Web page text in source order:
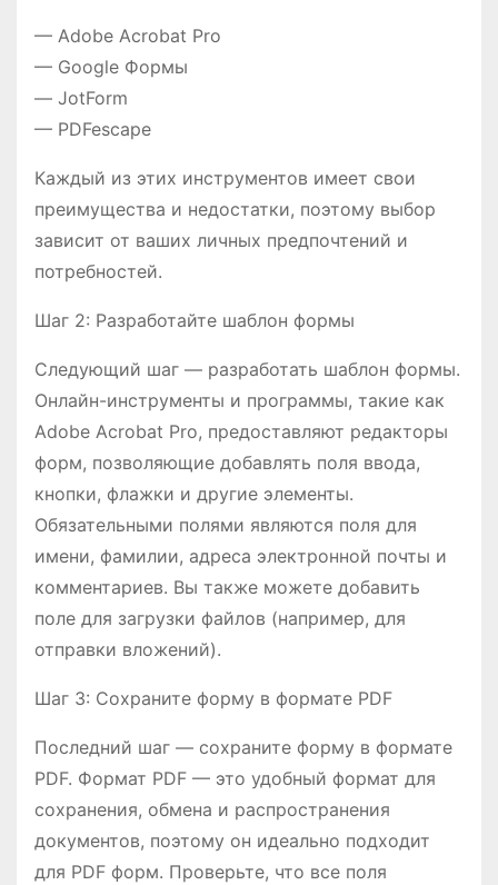
— Adobe Acrobat Pro
— Google Формы
— JotForm
— PDFescape
Каждый из этих инструментов имеет свои
преимущества и недостатки, поэтому выбор
зависит от ваших личных предпочтений и
потребностей.
Шаг 2: Разработайте шаблон формы
Следующий шаг — разработать шаблон формы.
Онлайн-инструменты и программы, такие как
Adobe Acrobat Pro, предоставляют редакторы
форм, позволяющие добавлять поля ввода,
кнопки, флажки и другие элементы.
Обязательными полями являются поля для
имени, фамилии, адреса электронной почты и
комментариев. Вы также можете добавить
поле для загрузки файлов (например, для
отправки вложений).
Шаг 3: Сохраните форму в формате PDF
Последний шаг — сохраните форму в формате
PDF. Формат PDF — это удобный формат для
сохранения, обмена и распространения
документов, поэтому он идеально подходит
для PDF форм. Проверьте, что все поля